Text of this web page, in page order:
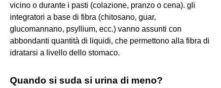
vicino o durante i pasti (colazione, pranzo o cena). gli
integratori a base di fibra (chitosano, guar,
glucomannano, psyllium, ecc.) vanno assunti con
abbondanti quantità di liquidi, che permettono alla fibra di
idratarsi a livello dello stomaco.
Quando si suda si urina di meno?